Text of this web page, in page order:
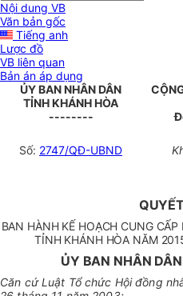
Nội dung VB
Văn bản gốc
Tiếng anh
Lược đồ
VB liên quan
Bản án áp dụng
ỦY BAN NHÂN DÂN
TỈNH KHÁNH HÒA
--------
Số: 2747/QĐ-UBND
BAN HÀNH KẾ HOẠCH CUNG
TỈNH KHÁNH HÒA NĂM
ỦY BAN NHÂN
Căn cứ Luật Tổ chức Hội đồng